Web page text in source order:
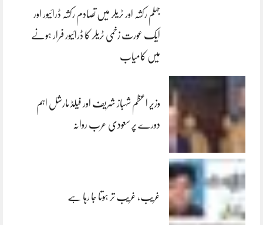
جہلم رکشہ اور ٹریلر میں تصادم رکشہ ڈرائیور اور
ایک عورت زخمی ٹریلر کا ڈرائیور فرار ہونے
میں کامیاب
وزیر اعظم شہباز شریف اور فیلڈ مارشل اہم
دورے پر سعودی عرب روانہ
غریب، غریب تر ہوتا جا رہا ہے